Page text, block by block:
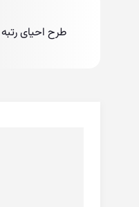
طرح احیای